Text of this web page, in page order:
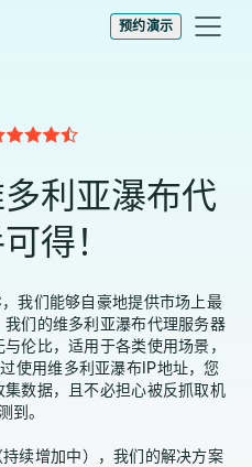
预约演示
利亚瀑布代
得！
我们能够自豪地提供市场上最
们的维多利亚瀑布代理服务器
伦比，适用于各类使用场景，
使用维多利亚瀑布IP地址，您
数据，且不必担心被反抓取机
到。
续增加中），我们的解决方案